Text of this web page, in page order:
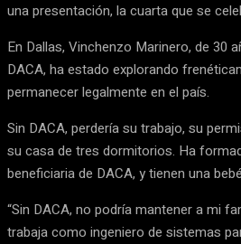
una presentación, la cuarta que se
En Dallas, Vinchenzo Marinero, de 30
DACA, ha estado explorando
permanecer legalmente en el país.
Sin DACA, perdería su trabajo, su
su casa de tres dormitorios. Ha
beneficiaria de DACA, y tienen una
“Sin DACA, no podría mantener a mi
trabaja como ingeniero de sistemas